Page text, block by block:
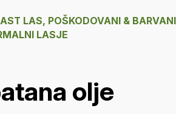
LAS, POŠKODOVANI &
LASJE
olje